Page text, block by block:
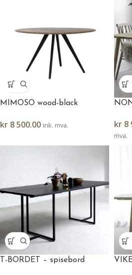
MIMOSO wood-black
kr 8 500.00 ink. mva. kr 8
mva.
T-BORDET – spisebord